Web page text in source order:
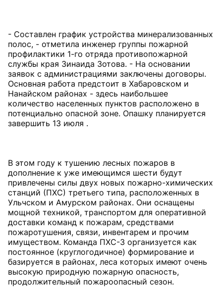
- Составлен график устройства минерализованных
полос, - отметила инженер группы пожарной
профилактики 1-го отряда противопожарной
службы края Зинаида Зотова. - На основании
заявок с администрациями заключены договоры.
Основная работа предстоит в Хабаровском и
Нанайском районах - здесь наибольшее
количество населенных пунктов расположено в
потенциально опасной зоне. Опашку планируется
завершить 13 июля .
В этом году к тушению лесных пожаров в
дополнение к уже имеющимся шести будут
привлечены силы двух новых пожарно-химических
станций (ПХС) третьего типа, расположенных в
Ульчском и Амурском районах. Они оснащены
мощной техникой, транспортом для оперативной
доставки команд к пожарам, средствами
пожаротушения, связи, инвентарем и прочим
имуществом. Команда ПХС-3 организуется как
постоянное (круглогодичное) формирование и
базируется в районах, леса которых имеют очень
высокую природную пожарную опасность,
продолжительный пожароопасный сезон.